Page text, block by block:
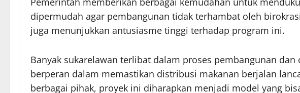
dipermudah agar pembangunan tidak terhambat oleh
juga menunjukkan antusiasme tinggi terhadap program ini.
Banyak sukarelawan terlibat dalam proses pembangunan
berperan dalam memastikan distribusi makanan berjalan
berbagai pihak, proyek ini diharapkan menjadi model yang